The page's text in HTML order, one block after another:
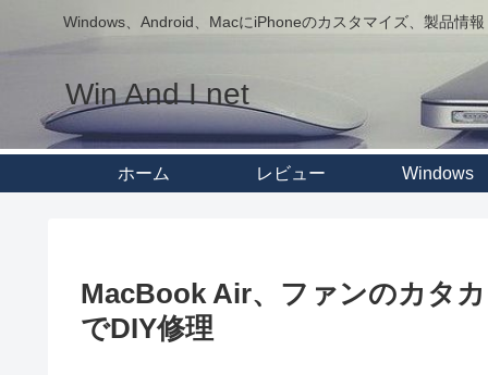
Windows、Android、MacにiPhoneのカスタマイズ、製品情報
Win And I net
ホーム レビュー Windows
MacBook Air、ファンのカタ
でDIY修理